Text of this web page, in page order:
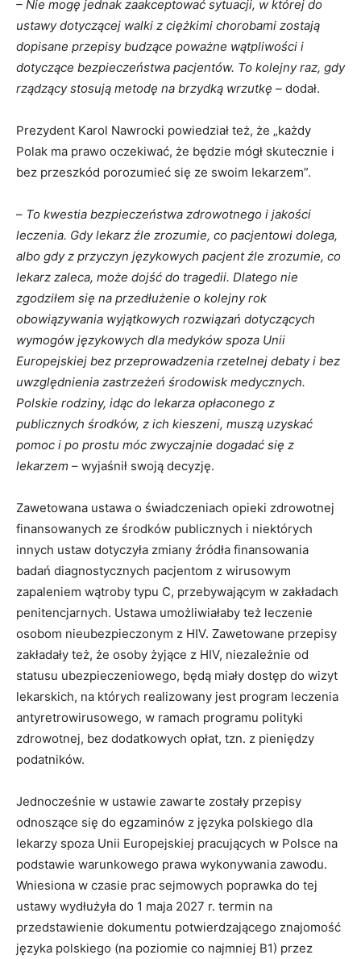
– Nie mogę jednak zaakceptować sytuacji, w której do
ustawy dotyczącej walki z ciężkimi chorobami zostają
dopisane przepisy budzące poważne wątpliwości i
dotyczące bezpieczeństwa pacjentów. To kolejny raz, gdy
rządzący stosują metodę na brzydką wrzutkę – dodał.
Prezydent Karol Nawrocki powiedział też, że „każdy
Polak ma prawo oczekiwać, że będzie mógł skutecznie i
bez przeszkód porozumieć się ze swoim lekarzem”.
– To kwestia bezpieczeństwa zdrowotnego i jakości
leczenia. Gdy lekarz źle zrozumie, co pacjentowi dolega,
albo gdy z przyczyn językowych pacjent źle zrozumie, co
lekarz zaleca, może dojść do tragedii. Dlatego nie
zgodziłem się na przedłużenie o kolejny rok
obowiązywania wyjątkowych rozwiązań dotyczących
wymogów językowych dla medyków spoza Unii
Europejskiej bez przeprowadzenia rzetelnej debaty i bez
uwzględnienia zastrzeżeń środowisk medycznych.
Polskie rodziny, idąc do lekarza opłaconego z
publicznych środków, z ich kieszeni, muszą uzyskać
pomoc i po prostu móc zwyczajnie dogadać się z
lekarzem – wyjaśnił swoją decyzję.
Zawetowana ustawa o świadczeniach opieki zdrowotnej
finansowanych ze środków publicznych i niektórych
innych ustaw dotyczyła zmiany źródła finansowania
badań diagnostycznych pacjentom z wirusowym
zapaleniem wątroby typu C, przebywającym w zakładach
penitencjarnych. Ustawa umożliwiałaby też leczenie
osobom nieubezpieczonym z HIV. Zawetowane przepisy
zakładały też, że osoby żyjące z HIV, niezależnie od
statusu ubezpieczeniowego, będą miały dostęp do wizyt
lekarskich, na których realizowany jest program leczenia
antyretrowirusowego, w ramach programu polityki
zdrowotnej, bez dodatkowych opłat, tzn. z pieniędzy
podatników.
Jednocześnie w ustawie zawarte zostały przepisy
odnoszące się do egzaminów z języka polskiego dla
lekarzy spoza Unii Europejskiej pracujących w Polsce na
podstawie warunkowego prawa wykonywania zawodu.
Wniesiona w czasie prac sejmowych poprawka do tej
ustawy wydłużyła do 1 maja 2027 r. termin na
przedstawienie dokumentu potwierdzającego znajomość
języka polskiego (na poziomie co najmniej B1) przez